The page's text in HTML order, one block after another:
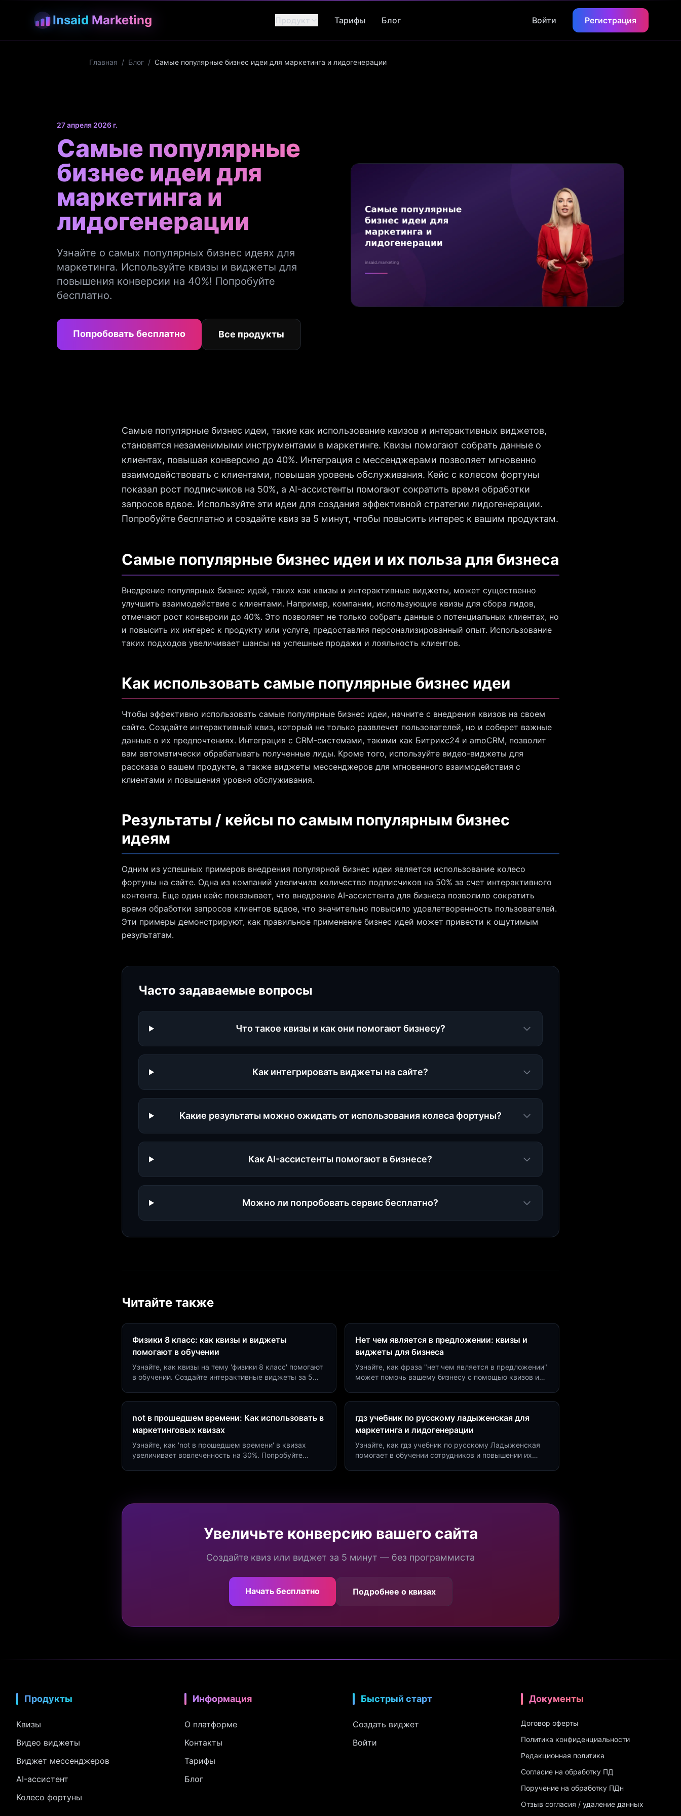
Insaid Marketing Продукт Тарифы Блог Войти Регистрация
Главная / Блог / Самые популярные бизнес идеи для маркетинга и лидогенерации
27 апреля 2026 г.
Самые популярные
бизнес идеи для
маркетинга и
лидогенерации
Узнайте о самых популярных бизнес идеях для
маркетинга. Используйте квизы и виджеты для
повышения конверсии на 40%! Попробуйте
бесплатно.
Попробовать бесплатно Все продукты
Самые популярные бизнес идеи, такие как использование квизов и интерактивных виджетов,
становятся незаменимыми инструментами в маркетинге. Квизы помогают собрать данные о
клиентах, повышая конверсию до 40%. Интеграция с мессенджерами позволяет мгновенно
взаимодействовать с клиентами, повышая уровень обслуживания. Кейс с колесом фортуны
показал рост подписчиков на 50%, а AI-ассистенты помогают сократить время обработки
запросов вдвое. Используйте эти идеи для создания эффективной стратегии лидогенерации.
Попробуйте бесплатно и создайте квиз за 5 минут, чтобы повысить интерес к вашим продуктам.
Самые популярные бизнес идеи и их польза для бизнеса
Внедрение популярных бизнес идей, таких как квизы и интерактивные виджеты, может существенно
улучшить взаимодействие с клиентами. Например, компании, использующие квизы для сбора лидов,
отмечают рост конверсии до 40%. Это позволяет не только собрать данные о потенциальных клиентах, но
и повысить их интерес к продукту или услуге, предоставляя персонализированный опыт. Использование
таких подходов увеличивает шансы на успешные продажи и лояльность клиентов.
Как использовать самые популярные бизнес идеи
Чтобы эффективно использовать самые популярные бизнес идеи, начните с внедрения квизов на своем
сайте. Создайте интерактивный квиз, который не только развлечет пользователей, но и соберет важные
данные о их предпочтениях. Интеграция с CRM-системами, такими как Битрикс24 и amoCRM, позволит
вам автоматически обрабатывать полученные лиды. Кроме того, используйте видео-виджеты для
рассказа о вашем продукте, а также виджеты мессенджеров для мгновенного взаимодействия с
клиентами и повышения уровня обслуживания.
Результаты / кейсы по самым популярным бизнес
идеям
Одним из успешных примеров внедрения популярной бизнес идеи является использование колесо
фортуны на сайте. Одна из компаний увеличила количество подписчиков на 50% за счет интерактивного
контента. Еще один кейс показывает, что внедрение AI-ассистента для бизнеса позволило сократить
время обработки запросов клиентов вдвое, что значительно повысило удовлетворенность пользователей.
Эти примеры демонстрируют, как правильное применение бизнес идей может привести к ощутимым
результатам.
Часто задаваемые вопросы
Что такое квизы и как они помогают бизнесу?
Как интегрировать виджеты на сайте?
Какие результаты можно ожидать от использования колеса фортуны?
Как AI-ассистенты помогают в бизнесе?
Можно ли попробовать сервис бесплатно?
Читайте также
Физики 8 класс: как квизы и виджеты
помогают в обучении
Узнайте, как квизы на тему 'физики 8 класс' помогают
в обучении. Создайте интерактивные виджеты за 5
Нет чем является в предложении: квизы и
виджеты для бизнеса
Узнайте, как фраза "нет чем является в предложении"
может помочь вашему бизнесу с помощью квизов и
not в прошедшем времени: Как использовать в
маркетинговых квизах
Узнайте, как 'not в прошедшем времени' в квизах
увеличивает вовлеченность на 30%. Попробуйте
гдз учебник по русскому ладыженская для
маркетинга и лидогенерации
Узнайте, как гдз учебник по русскому Ладыженская
помогает в обучении сотрудников и повышении их
Увеличьте конверсию вашего сайта
Создайте квиз или виджет за 5 минут — без программиста
Начать бесплатно Подробнее о квизах
Продукты
Квизы
Видео виджеты
Виджет мессенджеров
AI-ассистент
Колесо фортуны
Информация
О платформе
Контакты
Тарифы
Блог
Быстрый старт
Создать виджет
Войти
Документы
Договор оферты
Политика конфиденциальности
Редакционная политика
Согласие на обработку ПД
Поручение на обработку ПДн
Отзыв согласия / удаление данных